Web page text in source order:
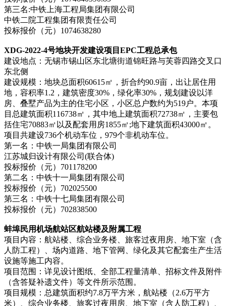
第三名:中铁上海工程局集团有限公司
中铁二院工程集团有限责任公司
投标报价（元）1074638280
XDG-2022-4号地块开发建设项目EPC工程总承包
建设地点：无锡市锡山区东北塘街道锦旺路与芙蓉四路交叉口
东北侧
建设规模：地块总面积60615㎡，折合约90.9亩，出让居住用
地，容积率1.2，建筑密度30%，绿化率30%，规划建设以洋
房、叠墅产品为主的住宅小区，小区总户数约为519户。本项
目总建筑面积116738㎡，其中地上建筑面积72738㎡，主要包
括住宅70883㎡以及配套用房1855㎡;地下建筑面积43000㎡。
项目共建设736个机动车位，979个非机动车位。
第一名：中铁一局集团有限公司
江苏城归设计有限公司(联合体)
投标报价（元）701178200
第二名：中铁十一局集团有限公司
投标报价（元）702025500
第三名：中铁十七局集团有限公司
投标报价（元）702838500
蚌埠民用机场航站区航站楼及附属工程
项目内容：航站楼、综合业务楼、旅客过夜用房、地下室（含
人防工程）、场内道路、地下管网、绿化及其它配套生产生活
设施等施工内容。
项目范围：详见设计图纸、全部工程量清单、招标文件及附件
（含答疑补遗文件）等文件所示范围。
项目规模：总建筑面积约7.8万平方米，航站楼（2.6万平方
米）、综合业务楼、旅客过夜用房、地下室（含人防工程）、